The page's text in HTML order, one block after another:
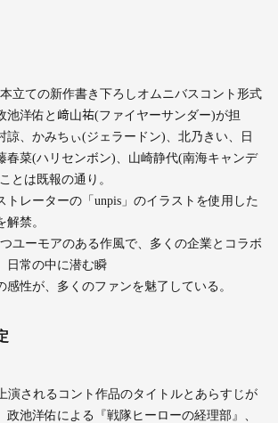
本⽴ての新作書き下ろしオムニバスコント形式
池洋佑と﨑⼭祐(ファイヤーサンダー)が担
諒、かみちぃ(ジェラードン)、北乃きい、⽇
春菜(ハリセンボン)、⼭崎静代(南海キャンデ
とは既報の通り。
トレーターの「unpis」のイラストを使⽤した
解禁。
ユーモアのある作⾵で、多くの企業とコラボ
⽇常の中に潜む瞬
感性が、多くのファンを魅了している。
演されるコント作品のタイトルとあらすじが
政池洋佑による『戦隊ヒーローの経理部』、